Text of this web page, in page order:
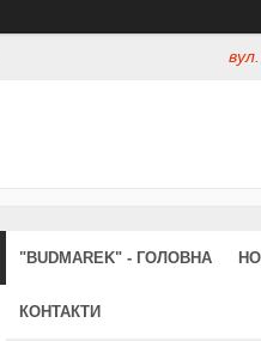
"BUDMAREK" - ГОЛОВНА
КОНТАКТИ